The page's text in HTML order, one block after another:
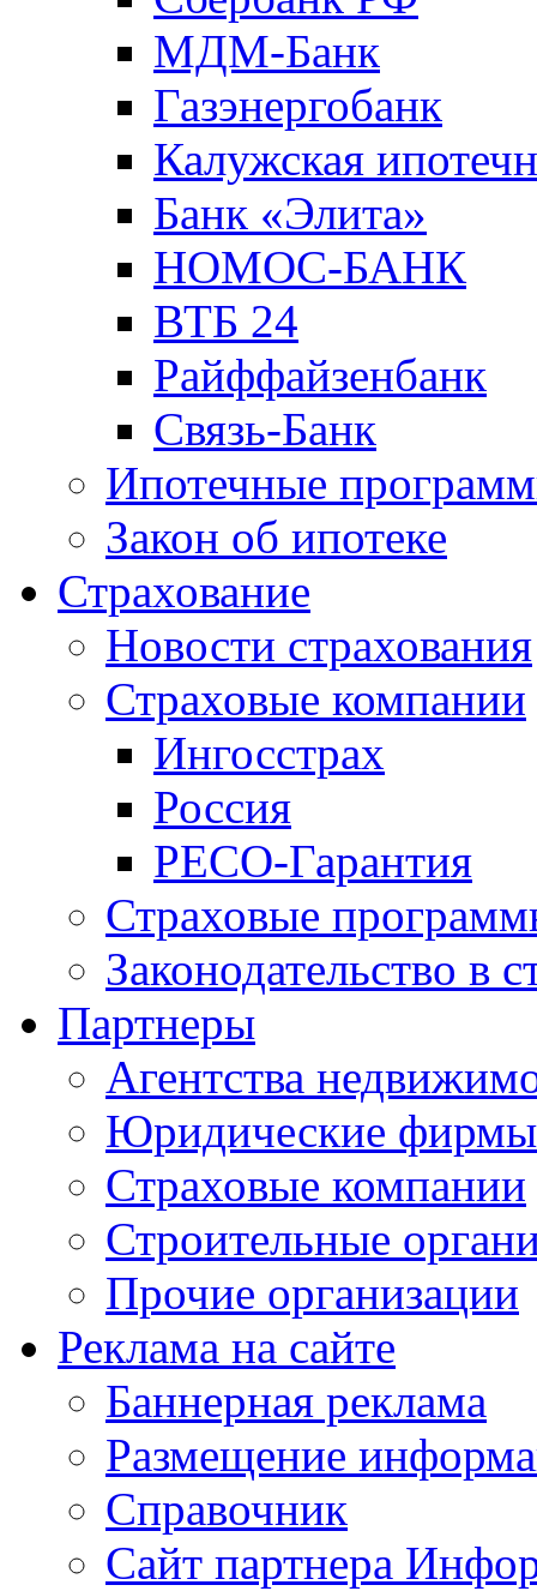
МДМ-Банк
Газэнергобанк
Калужская
Банк «Элита»
НОМОС-БАНК
ВТБ 24
Райффайзенбанк
Связь-Банк
Ипотечные
Закон об ипотеке
Страхование
Новости страхования
Страховые компании
Ингосстрах
Россия
РЕСО-Гарантия
Страховые
Законодательство в
Партнеры
Агентства
Юридические фирмы
Страховые компании
Строительные
Прочие организации
Реклама на сайте
Баннерная реклама
Размещение
Справочник
Сайт партнера